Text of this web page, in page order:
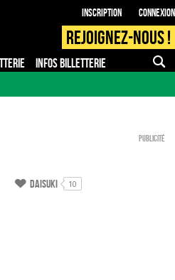
Inscription Connexion
Rejoignez-nous !
INFOS BILLETTERIE APPLI MOBILE
Publicité
Daisuki 10